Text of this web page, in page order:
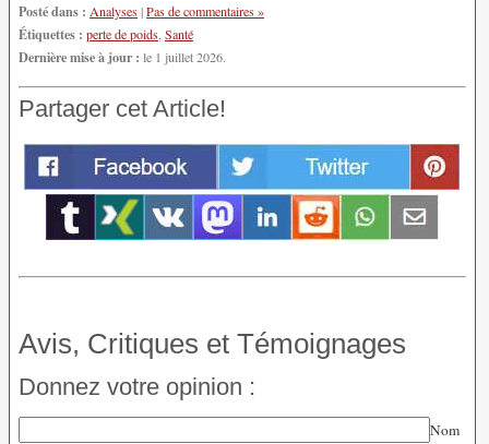
Posté dans : Analyses|Pas de commentaires »
Étiquettes : perte de poids Santé
Dernière mise à jour : le 1 juillet 2026.
Partager cet Article!
Avis, Critiques et Témoignages
Donnez votre opinion :
Nom